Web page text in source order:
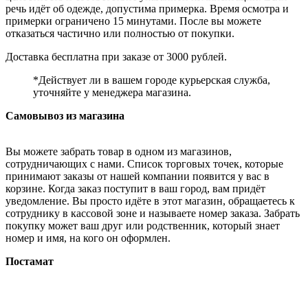
речь идёт об одежде, допустима примерка. Время осмотра и
примерки ограничено 15 минутами. После вы можете
отказаться частично или полностью от покупки.
Доставка бесплатна при заказе от 3000 рублей.
*Действует ли в вашем городе курьерская служба,
уточняйте у менеджера магазина.
Самовывоз из магазина
Вы можете забрать товар в одном из магазинов,
сотрудничающих с нами. Список торговых точек, которые
принимают заказы от нашей компании появится у вас в
корзине. Когда заказ поступит в ваш город, вам придёт
уведомление. Вы просто идёте в этот магазин, обращаетесь к
сотруднику в кассовой зоне и называете номер заказа. Забрать
покупку может ваш друг или родственник, который знает
номер и имя, на кого он оформлен.
Постамат